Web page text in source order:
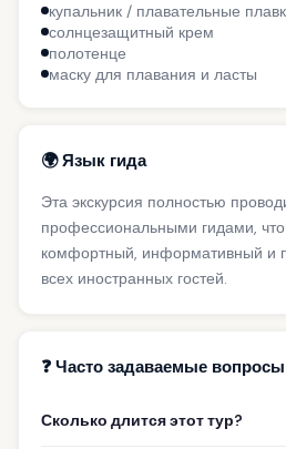
купальник / плавательные
солнцезащитный крем
полотенце
маску для плавания и ласты
🌍 Язык гида
Эта экскурсия полностью
профессиональными гидами,
комфортный, информативный и
всех иностранных гостей.
❓ Часто задаваемые вопросы
Сколько длится этот тур?